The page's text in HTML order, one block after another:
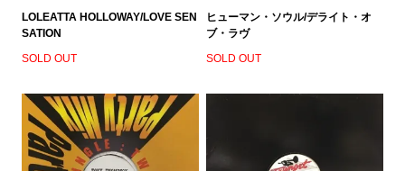
LOLEATTA HOLLOWAY/LOVE SEN
SATION
SOLD OUT
ヒューマン・ソウル/デライト・オ
ブ・ラヴ
SOLD OUT